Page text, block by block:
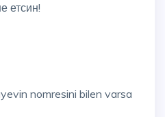
етсин!
nomresini bilen varsa